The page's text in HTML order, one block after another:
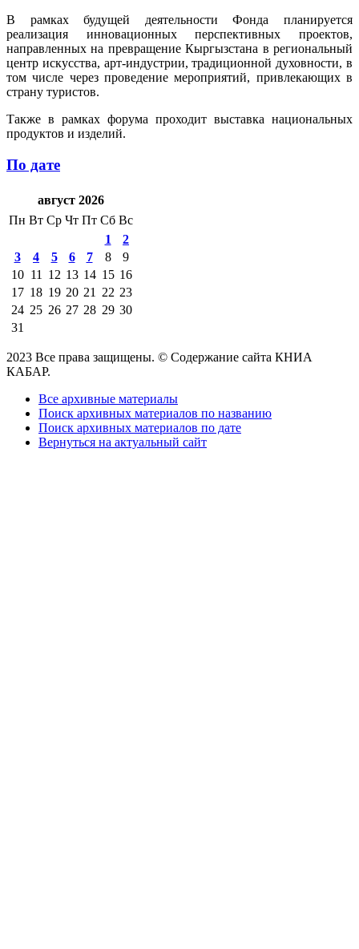
В рамках будущей деятельности Фонда планируется
реализация инновационных перспективных проектов,
направленных на превращение Кыргызстана в региональный
центр искусства, арт-индустрии, традиционной духовности, в
том числе через проведение мероприятий, привлекающих в
страну туристов.
Также в рамках форума проходит выставка национальных
продуктов и изделий.
По дате
август 2026
Пн Вт Ср Чт Пт Сб Вс
1
2
3
4 5 6 7 8
9
10 11 12 13 14 15 16
17 18 19 20 21 22 23
24 25 26 27 28 29 30
31
2023 Все права защищены. © Содержание сайта КНИА
КАБАР.
Все архивные материалы
Поиск архивных материалов по названию
Поиск архивных материалов по дате
Вернуться на актуальный сайт